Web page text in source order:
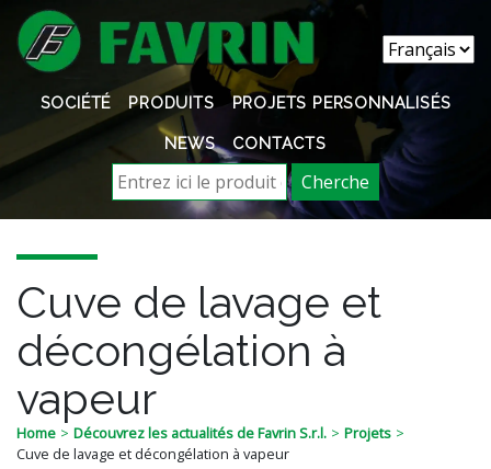
SOCIÉTÉ PRODUITS PROJETS PERSONNALISÉS
NEWS CONTACTS
Cherche
Cuve de lavage et
décongélation à
vapeur
Home Découvrez les actualités de Favrin S.r.l.
Projets
Cuve de lavage et décongélation à vapeur